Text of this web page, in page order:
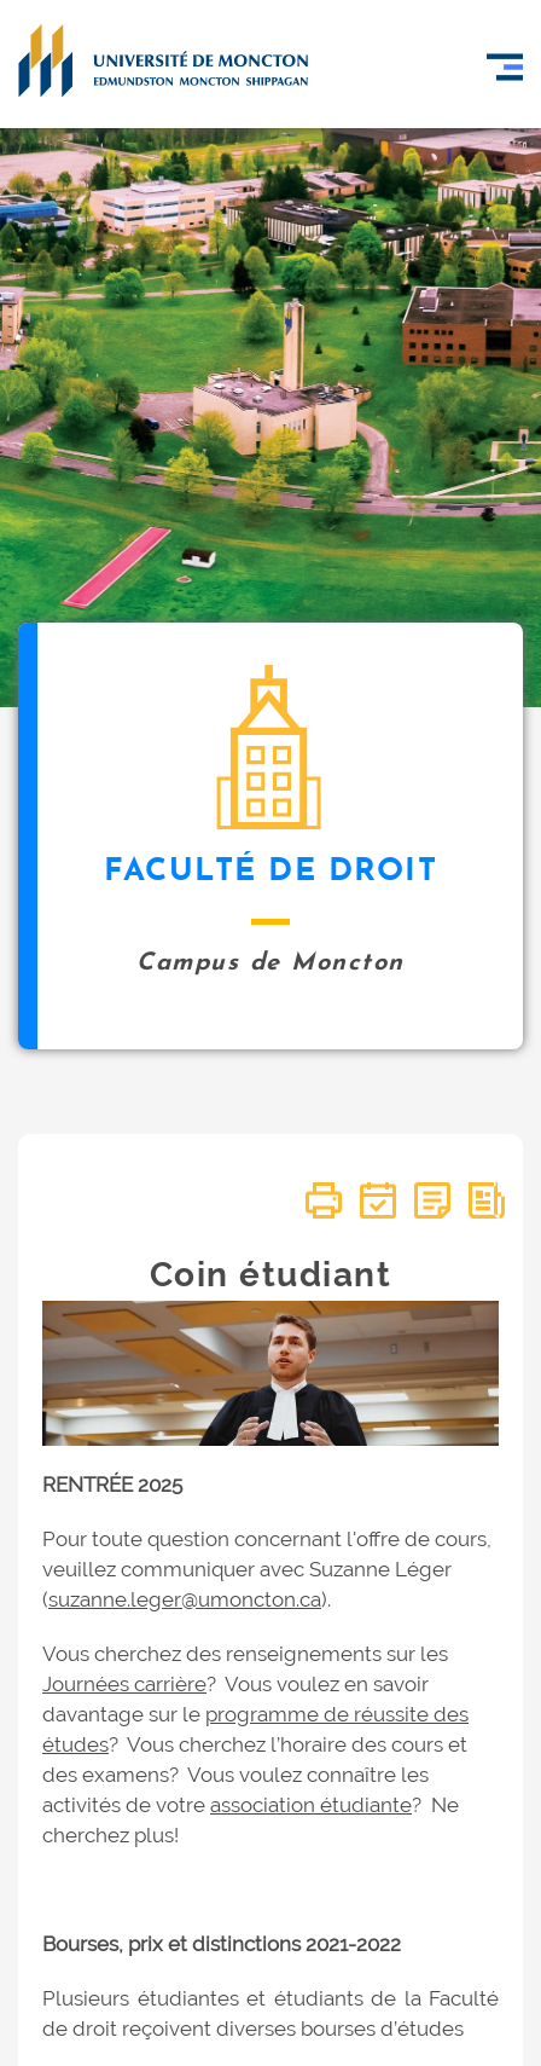
FACULTÉ DE DROIT
Campus de Moncton
Coin étudiant
RENTRÉE 2025
Pour toute question concernant l'offre de cours,
veuillez communiquer avec Suzanne Léger
(suzanne.leger@umoncton.ca).
Vous cherchez des renseignements sur les
Journées carrière? Vous voulez en savoir
davantage sur le programme de réussite des
études? Vous cherchez l’horaire des cours et
des examens? Vous voulez connaître les
activités de votre association étudiante? Ne
cherchez plus!
Bourses, prix et distinctions 2021-2022
Plusieurs étudiantes et étudiants de la Faculté
de droit reçoivent diverses bourses d’études